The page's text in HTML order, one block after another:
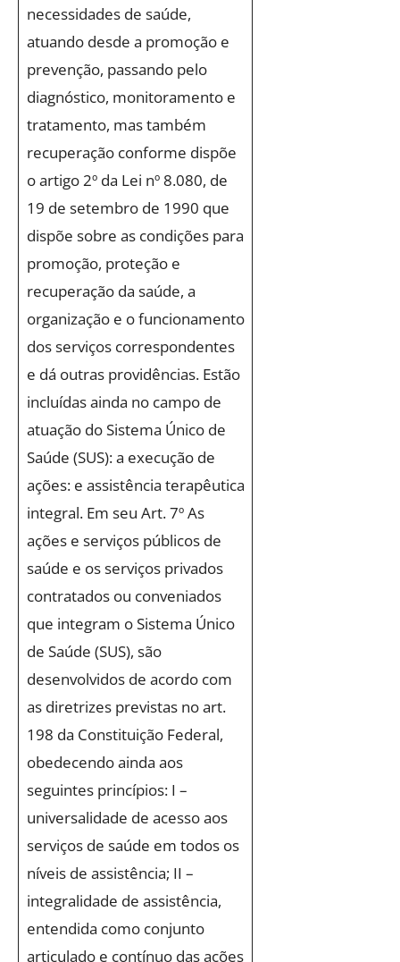
necessidades de saúde,
atuando desde a promoção e
prevenção, passando pelo
diagnóstico, monitoramento e
tratamento, mas também
recuperação conforme dispõe
o artigo 2º da Lei nº 8.080, de
19 de setembro de 1990 que
dispõe sobre as condições para
promoção, proteção e
recuperação da saúde, a
organização e o funcionamento
dos serviços correspondentes
e dá outras providências. Estão
incluídas ainda no campo de
atuação do Sistema Único de
Saúde (SUS): a execução de
ações: e assistência terapêutica
integral. Em seu Art. 7º As
ações e serviços públicos de
saúde e os serviços privados
contratados ou conveniados
que integram o Sistema Único
de Saúde (SUS), são
desenvolvidos de acordo com
as diretrizes previstas no art.
198 da Constituição Federal,
obedecendo ainda aos
seguintes princípios: I –
universalidade de acesso aos
serviços de saúde em todos os
níveis de assistência; II –
integralidade de assistência,
entendida como conjunto
articulado e contínuo das ações